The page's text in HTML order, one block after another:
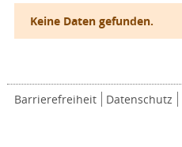
Keine Daten gefunden.
Barrierefreiheit Datenschutz